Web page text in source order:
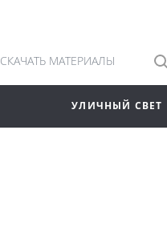
СКАЧАТЬ МАТЕРИАЛЫ
УЛИЧНЫЙ СВЕТ